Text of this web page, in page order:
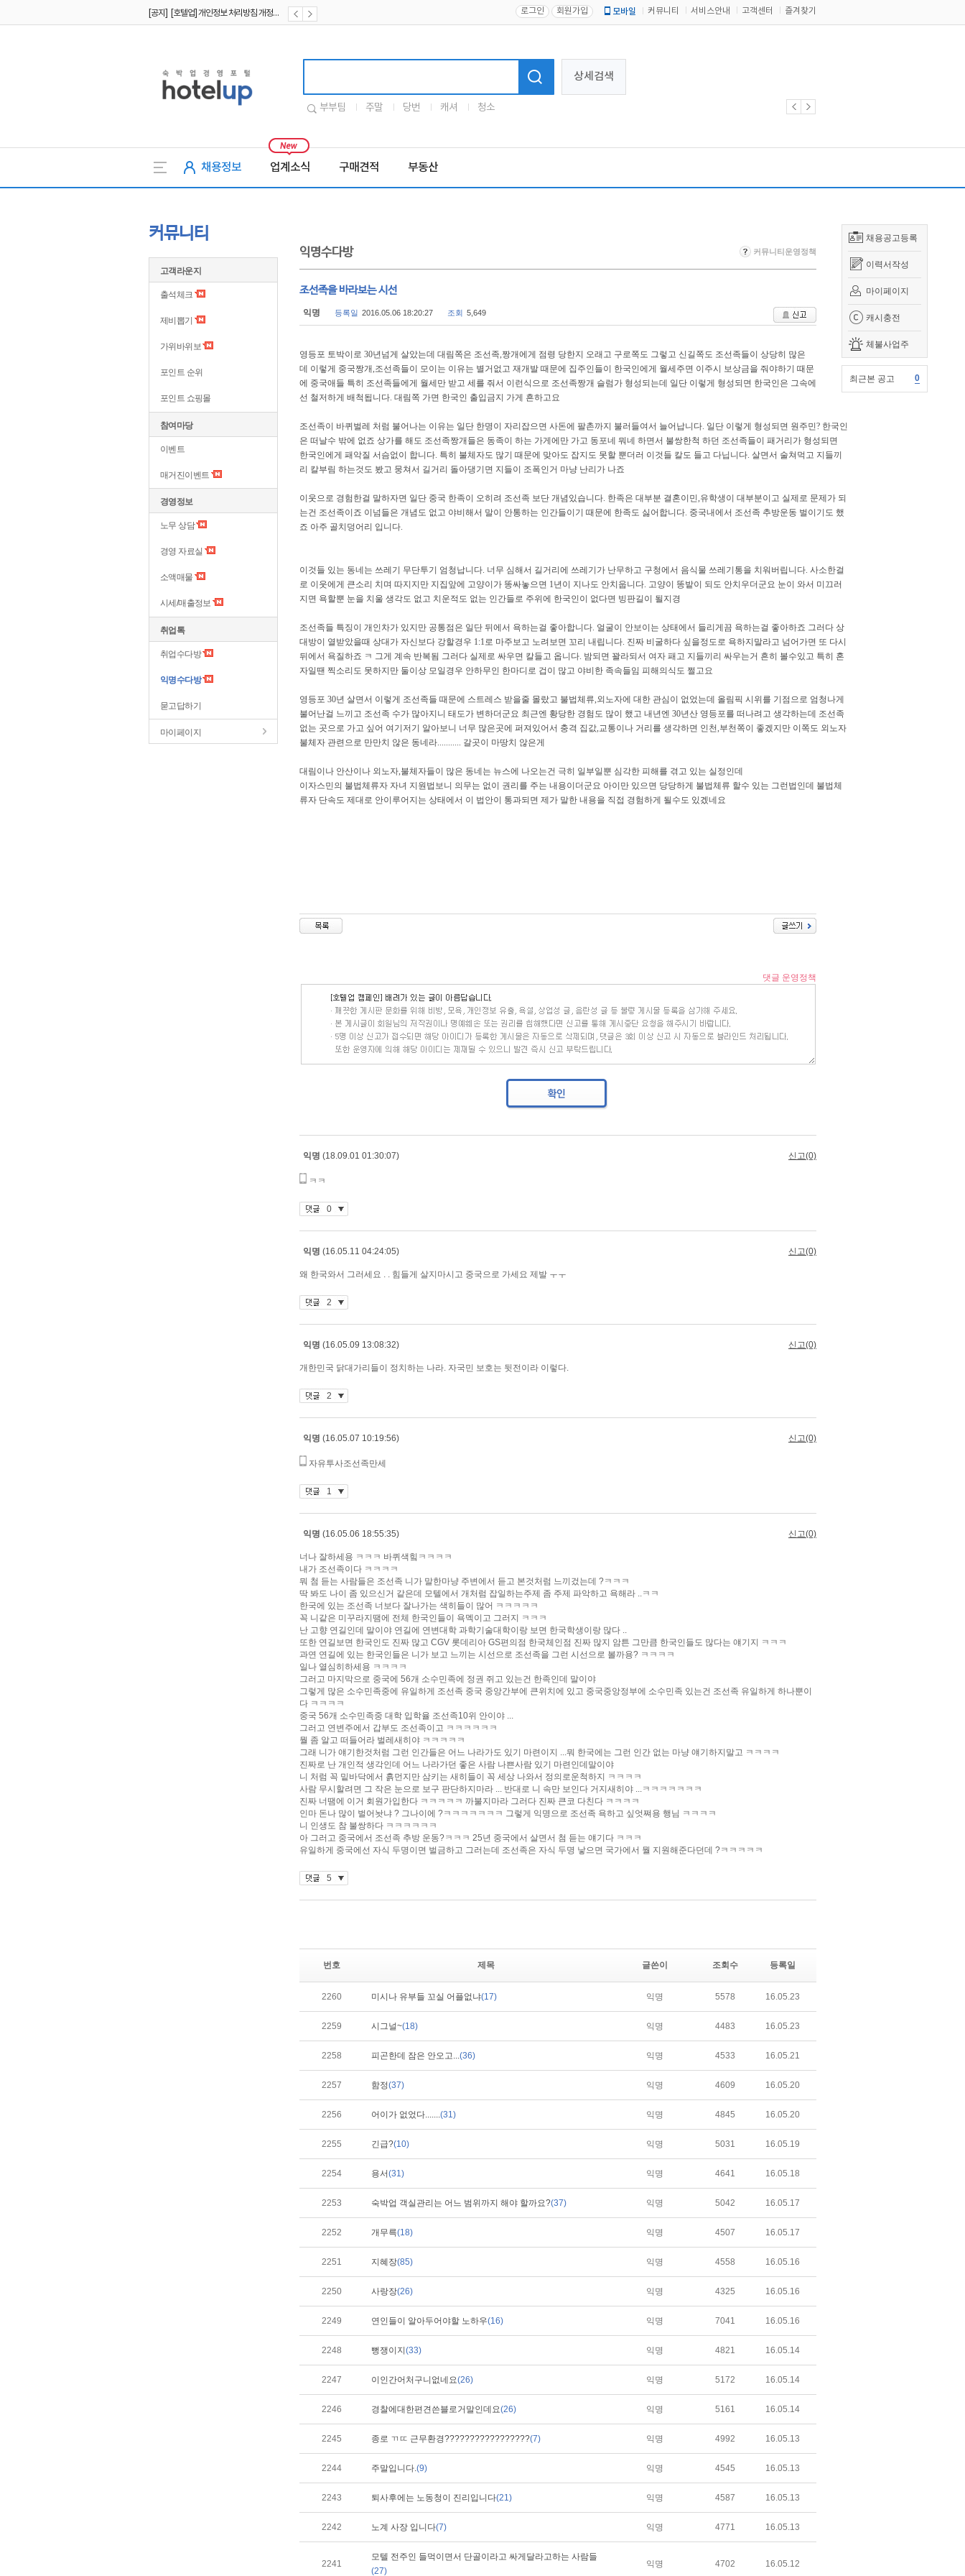
[공지] [호텔업] 개인정보 처리방침 개정본1 (19.09.02) 로그인 회원가입 모바일 커뮤니티 서비스안내 고객센터 즐겨찾기
상세검색
부부팀 주말 당번 캐셔 청소
채용정보 업계소식 구매견적 부동산
채용공고등록
이력서작성
마이페이지
캐시충전
체불사업주
최근본 공고 0
커뮤니티
고객라운지
출석체크
제비뽑기
가위바위보
포인트 순위
포인트 쇼핑몰
참여마당
이벤트
매거진이벤트
경영정보
노무 상담
경영 자료실
소액매물
시세/매출정보
취업톡
취업수다방
익명수다방
묻고답하기
마이페이지
익명수다방 커뮤니티운영정책
조선족을 바라보는 시선
익명 등록일 2016.05.06 18:20:27 조회 5,649
영등포 토박이로 30년넘게 살았는데 대림쪽은 조선족,짱개에게 점령 당한지 오래고 구로쪽도 그렇고 신길쪽도 조선족들이 상당히 많은
데 이렇게 중국짱개,조선족들이 모이는 이유는 별거없고 재개발 때문에 집주인들이 한국인에게 월세주면 이주시 보상금을 줘야하기 때문
에 중국애들 특히 조선족들에게 월세만 받고 세를 줘서 이런식으로 조선족짱개 슬럼가 형성되는데 일단 이렇게 형성되면 한국인은 그속에
선 철저하게 배척됩니다. 대림쪽 가면 한국인 출입금지 가게 흔하고요
조선족이 바퀴벌레 처럼 불어나는 이유는 일단 한명이 자리잡으면 사돈에 팔촌까지 불러들여서 늘어납니다. 일단 이렇게 형성되면 원주민? 한국인
은 떠날수 밖에 없죠 상가를 해도 조선족짱개들은 동족이 하는 가게에만 가고 동포네 뭐네 하면서 불쌍한척 하던 조선족들이 패거리가 형성되면
한국인에게 패악질 서슴없이 합니다. 특히 불체자도 많기 때문에 맞아도 잡지도 못할 뿐더러 이것들 칼도 들고 다닙니다. 살면서 술쳐먹고 지들끼
리 칼부림 하는것도 봤고 뭉쳐서 길거리 돌아댕기면 지들이 조폭인거 마냥 난리가 나죠
이웃으로 경험한걸 말하자면 일단 중국 한족이 오히려 조선족 보단 개념있습니다. 한족은 대부분 결혼이민,유학생이 대부분이고 실제로 문제가 되
는건 조선족이죠 이넘들은 개념도 없고 야비해서 말이 안통하는 인간들이기 때문에 한족도 싫어합니다. 중국내에서 조선족 추방운동 벌이기도 했
죠 아주 골치덩어리 입니다.
이것들 있는 동네는 쓰레기 무단투기 엄청납니다. 너무 심해서 길거리에 쓰레기가 난무하고 구청에서 음식물 쓰레기통을 치워버립니다. 사소한걸
로 이웃에게 큰소리 치며 따지지만 지집앞에 고양이가 똥싸놓으면 1년이 지나도 안치웁니다. 고양이 똥밭이 되도 안치우더군요 눈이 와서 미끄러
지면 욕할뿐 눈을 치울 생각도 없고 치운적도 없는 인간들로 주위에 한국인이 없다면 빙판길이 될지경
조선족들 특징이 개인차가 있지만 공통점은 일단 뒤에서 욕하는걸 좋아합니다. 얼굴이 안보이는 상태에서 들리게끔 욕하는걸 좋아하죠 그러다 상
대방이 열받았을때 상대가 자신보다 강할경우 1:1로 마주보고 노려보면 꼬리 내립니다. 진짜 비굴하다 싶을정도로 욕하지말라고 넘어가면 또 다시
뒤에서 욕질하죠 ㅋ 그게 계속 반복됨 그러다 실제로 싸우면 칼들고 옵니다. 밤되면 꽐라되서 여자 패고 지들끼리 싸우는거 흔히 볼수있고 특히 혼
자일땐 찍소리도 못하지만 둘이상 모일경우 안하무인 한마디로 겁이 많고 야비한 족속들임 피해의식도 쩔고요
영등포 30년 살면서 이렇게 조선족들 때문에 스트레스 받을줄 몰랐고 불법체류,외노자에 대한 관심이 없었는데 올림픽 시위를 기점으로 엄청나게
불어난걸 느끼고 조선족 수가 많아지니 태도가 변하더군요 최근엔 황당한 경험도 많이 했고 내년엔 30년산 영등포를 떠나려고 생각하는데 조선족
없는 곳으로 가고 싶어 여기저기 알아보니 너무 많은곳에 퍼져있어서 충격 집값,교통이나 거리를 생각하면 인천,부천쪽이 좋겠지만 이쪽도 외노자
불체자 관련으로 만만치 않은 동네라........... 갈곳이 마땅치 않은게
대림이나 안산이나 외노자,불체자들이 많은 동네는 뉴스에 나오는건 극히 일부일뿐 심각한 피해를 겪고 있는 실정인데
이자스민의 불법체류자 자녀 지원법보니 의무는 없이 권리를 주는 내용이더군요 아이만 있으면 당당하게 불법체류 할수 있는 그런법인데 불법체
류자 단속도 제대로 안이루어지는 상태에서 이 법안이 통과되면 제가 말한 내용을 직접 경험하게 될수도 있겠네요
번호 제목 글쓴이 조회수 등록일
2260 미시나 유부들 꼬실 어플없냐(17) 익명 5578 16.05.23
2259 시그널~(18) 익명 4483 16.05.23
2258 피곤한데 잠은 안오고...(36) 익명 4533 16.05.21
2257 함정(37) 익명 4609 16.05.20
2256 어이가 없었다.......(31) 익명 4845 16.05.20
2255 긴급?(10) 익명 5031 16.05.19
2254 용서(31) 익명 4641 16.05.18
2253 숙박업 객실관리는 어느 범위까지 해야 할까요?(37) 익명 5042 16.05.17
2252 개무륵(18) 익명 4507 16.05.17
2251 지혜장(85) 익명 4558 16.05.16
2250 사랑장(26) 익명 4325 16.05.16
2249 연인들이 알아두어야할 노하우(16) 익명 7041 16.05.16
2248 뻥쟁이지 (33) 익명 4821 16.05.14
2247 이인간어처구니없네요(26) 익명 5172 16.05.14
2246 경찰에대한편견쓴블로거말인데요(26) 익명 5161 16.05.14
2245 종로 ㄲㄸ 근무환경?????????????????(7) 익명 4992 16.05.13
2244 주말입니다.(9) 익명 4545 16.05.13
2243 퇴사후에는 노동청이 진리입니다(21) 익명 4587 16.05.13
2242 노계 사장 입니다(7) 익명 4771 16.05.13
2241
모텔 전주인 들먹이면서 단골이라고 싸게달라고하는 사람들
(27)
익명 4702 16.05.12